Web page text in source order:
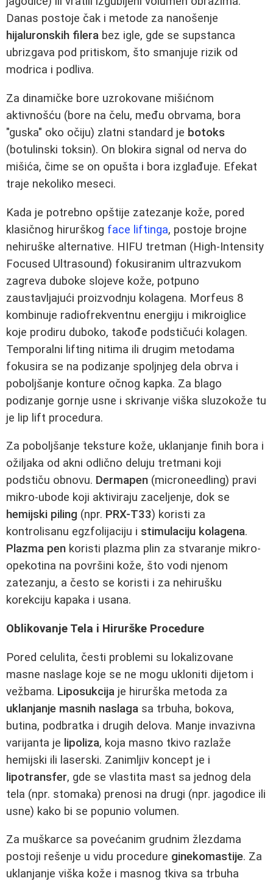
Danas postoje čak i metode za nanošenje
hijaluronskih filera bez igle, gde se supstanca
ubrizgava pod pritiskom, što smanjuje rizik od
modrica i podliva.
Za dinamičke bore uzrokovane mišićnom
aktivnošću (bore na čelu, među obrvama, bora
"guska" oko očiju) zlatni standard je botoks
(botulinski toksin). On blokira signal od nerva do
mišića, čime se on opušta i bora izglađuje. Efekat
traje nekoliko meseci.
Kada je potrebno opštije zatezanje kože, pored
klasičnog hirurškog face liftinga, postoje brojne
nehiruške alternative. HIFU tretman (High-Intensity
Focused Ultrasound) fokusiranim ultrazvukom
zagreva duboke slojeve kože, potpuno
zaustavljajući proizvodnju kolagena. Morfeus 8
kombinuje radiofrekventnu energiju i mikroiglice
koje prodiru duboko, takođe podstičući kolagen.
Temporalni lifting nitima ili drugim metodama
fokusira se na podizanje spoljnjeg dela obrva i
poboljšanje konture očnog kapka. Za blago
podizanje gornje usne i skrivanje viška sluzokože tu
je lip lift procedura.
Za poboljšanje teksture kože, uklanjanje finih bora i
ožiljaka od akni odlično deluju tretmani koji
podstiču obnovu. Dermapen (microneedling) pravi
mikro-ubode koji aktiviraju zaceljenje, dok se
hemijski piling (npr. PRX-T33) koristi za
kontrolisanu egzfolijaciju i stimulaciju kolagena.
Plazma pen koristi plazma plin za stvaranje mikro-
opekotina na površini kože, što vodi njenom
zatezanju, a često se koristi i za nehirušku
korekciju kapaka i usana.
Oblikovanje Tela i Hirurške Procedure
Pored celulita, česti problemi su lokalizovane
masne naslage koje se ne mogu ukloniti dijetom i
vežbama. Liposukcija je hirurška metoda za
uklanjanje masnih naslaga sa trbuha, bokova,
butina, podbratka i drugih delova. Manje invazivna
varijanta je lipoliza, koja masno tkivo razlaže
hemijski ili laserski. Zanimljiv koncept je i
lipotransfer, gde se vlastita mast sa jednog dela
tela (npr. stomaka) prenosi na drugi (npr. jagodice ili
usne) kako bi se popunio volumen.
Za muškarce sa povećanim grudnim žlezdama
postoji rešenje u vidu procedure ginekomastije. Za
uklanjanje viška kože i masnog tkiva sa trbuha